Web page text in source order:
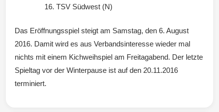
TSV Südwest (N)
Das Eröffnungsspiel steigt am Samstag, den 6. August
2016. Damit wird es aus Verbandsinteresse wieder mal
nichts mit einem Kichweihspiel am Freitagabend. Der letzte
Spieltag vor der Winterpause ist auf den 20.11.2016
terminiert.